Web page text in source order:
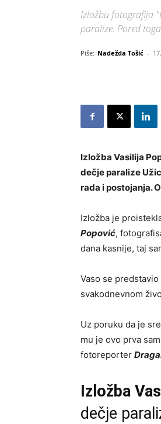
Izložbu fotografija
paralize. Pored
Piše: Nadežda Tošić -
Izložba Vasilija
dečje paralize
rada i postojanja.
Izložba je
Popović,
dana kasnije, taj
Vaso se
svakodnevnom
Uz poruku da je
mu je ovo prva
fotoreporter
Izložba
dečje